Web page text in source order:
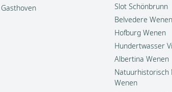
Gasthoven
Slot Schönbrunn
Belvedere Wenen
Hofburg Wenen
Hundertwasser
Albertina Wenen
Natuurhistorisch
Wenen